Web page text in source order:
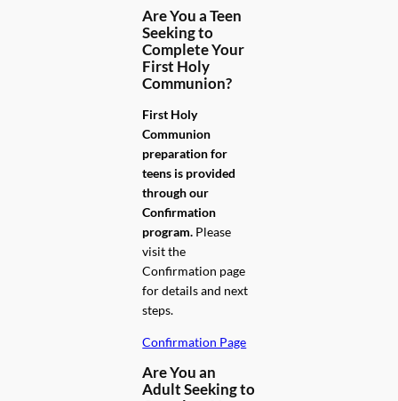
Are You a Teen
Seeking to
Complete Your
First Holy
Communion?
First Holy
Communion
preparation for
teens is provided
through our
Confirmation
program. Please
visit the
Confirmation page
for details and next
steps.
Confirmation Page
Are You an
Adult Seeking to